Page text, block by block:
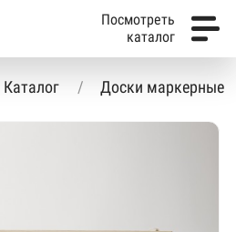
Посмотреть
каталог
Каталог Доски маркерные